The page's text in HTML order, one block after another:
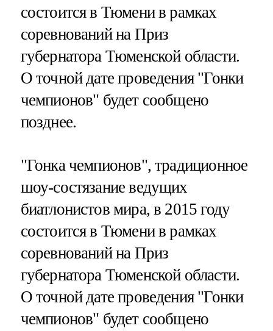
состоится в Тюмени в рамках
соревнований на Приз
губернатора Тюменской области.
О точной дате проведения "Гонки
чемпионов" будет сообщено
позднее.
"Гонка чемпионов", традиционное
шоу-состязание ведущих
биатлонистов мира, в 2015 году
состоится в Тюмени в рамках
соревнований на Приз
губернатора Тюменской области.
О точной дате проведения "Гонки
чемпионов" будет сообщено